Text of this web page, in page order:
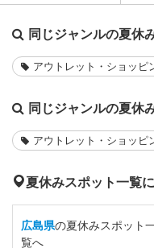
同じジャンルの夏休
アウトレット・ショッピ
同じジャンルの夏休
アウトレット・ショッピ
夏休みスポット一覧
広島県の夏休みスポット
覧へ